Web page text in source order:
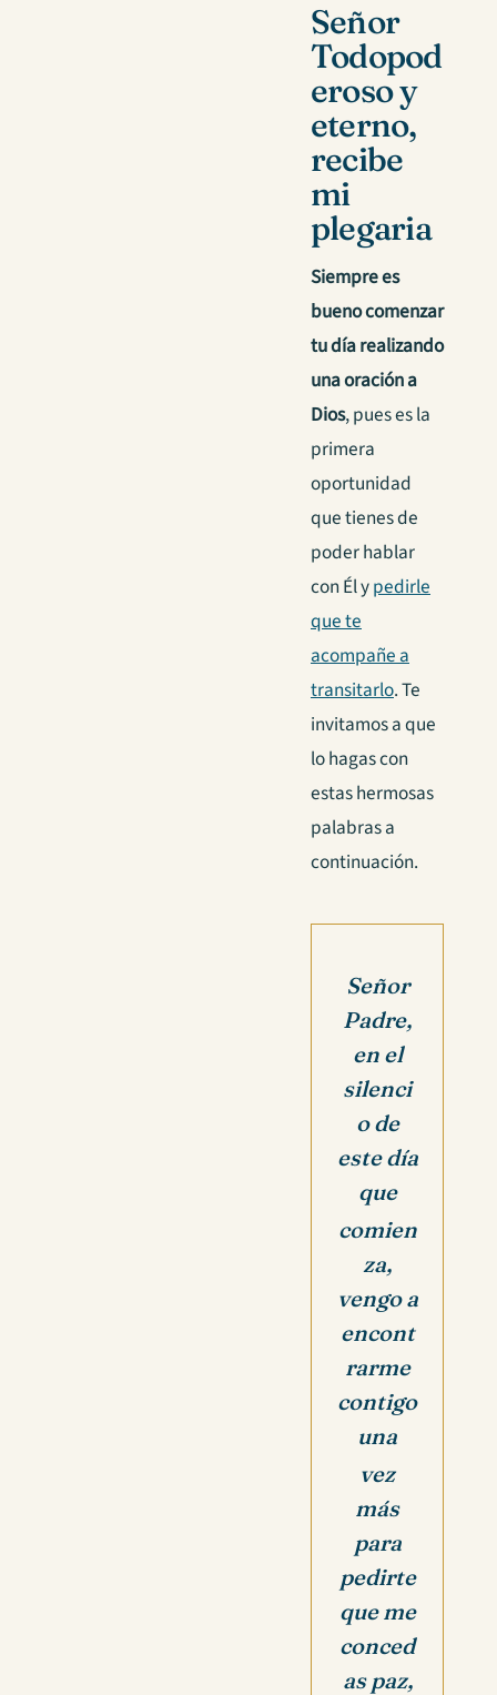
Señor
Todopod
eroso y
eterno,
recibe
mi
plegaria
Siempre es
bueno comenzar
tu día realizando
una oración a
Dios, pues es la
primera
oportunidad
que tienes de
poder hablar
con Él ypedirle
que te
acompañe a
transitarlo. Te
invitamos a que
lo hagas con
estas hermosas
palabras a
continuación.
Señor
Padre,
en el
silenci
o de
este día
que
comien
za,
vengo a
encont
rarme
contigo
una
vez
más
para
pedirte
que me
conced
as paz,